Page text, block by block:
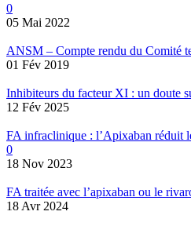
0
05 Mai 2022
ANSM – Compte rendu du Comité
01 Fév 2019
Inhibiteurs du facteur XI : un doute
12 Fév 2025
FA infraclinique : l’Apixaban réduit
0
18 Nov 2023
FA traitée avec l’apixaban ou le
18 Avr 2024